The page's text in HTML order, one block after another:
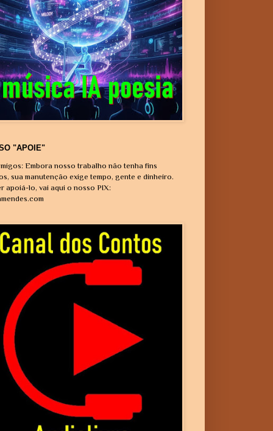
"APOIE"
Embora nosso trabalho não tenha fins
sua manutenção exige tempo, gente e dinheiro.
apoiá-lo, vai aqui o nosso PIX: